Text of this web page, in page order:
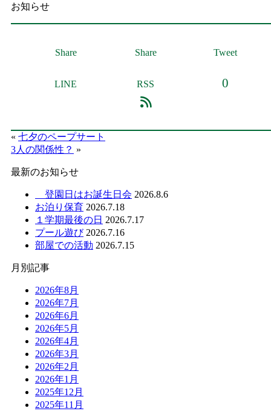
お知らせ
Share Share Tweet
LINE RSS 0
« 七夕のペープサート
3人の関係性？ »
最新のお知らせ
登園日はお誕生日会 2026.8.6
お泊り保育 2026.7.18
１学期最後の日 2026.7.17
プール遊び 2026.7.16
部屋での活動 2026.7.15
月別記事
2026年8月
2026年7月
2026年6月
2026年5月
2026年4月
2026年3月
2026年2月
2026年1月
2025年12月
2025年11月